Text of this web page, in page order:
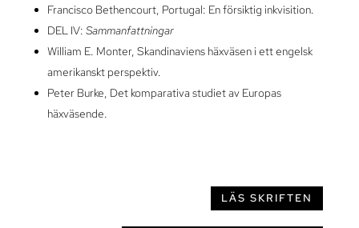
Francisco Bethencourt, Portugal: En försiktig inkvisition.
DEL IV: Sammanfattningar
William E. Monter, Skandinaviens häxväsen i ett engelsk
amerikanskt perspektiv.
Peter Burke, Det komparativa studiet av Europas
häxväsende.
LÄS SKRIFTEN